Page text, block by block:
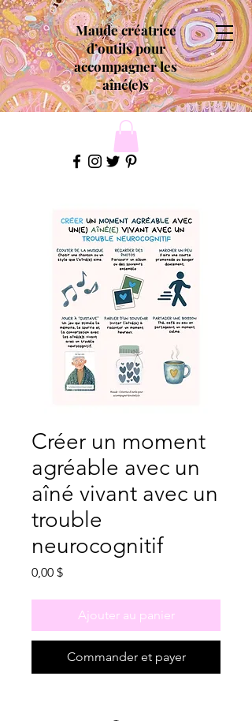
Maude créatrice
d’outils pour
accompagner les
aîné(e)s
Créer un moment
agréable avec un
aîné vivant avec un
trouble
neurocognitif
0,00 $Prix
Ajouter au panier
Commander et payer